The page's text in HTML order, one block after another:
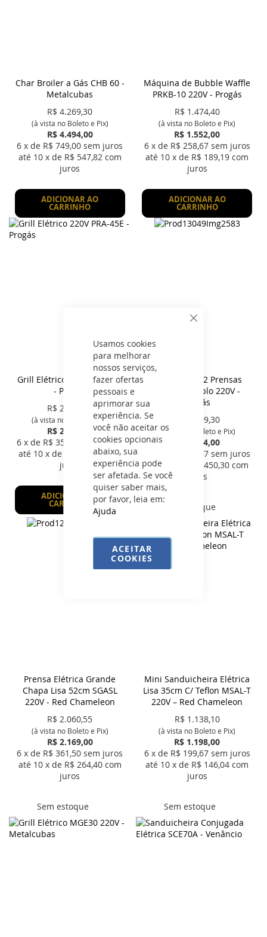
Fechar
Usamos cookies
para melhorar
nossos serviços,
fazer ofertas
pessoais e
aprimorar sua
experiência. Se
você não aceitar os
cookies opcionais
abaixo, sua
experiência pode
ser afetada. Se você
quiser saber mais,
por favor, leia em:
Ajuda
ACEITAR
COOKIES
Char Broiler a Gás CHB 60 -
Metalcubas
R$4.269,30
(à vista no Boleto e Pix)
R$ 4.494,00
6 x de R$749,00 sem juros
até 10x de R$ 547,82com
juros
ADICIONAR AO
CARRINHO
Máquina de Bubble Waffle
PRKB-10 220V - Progás
R$ 1.474,40
(à vista no Boleto e Pix)
R$ 1.552,00
6x de R$ 258,67sem juros
até 10 x de R$ 189,19 com
juros
ADICIONAR AO
CARRINHO
Grill Elétrico 220V PRA-45E
- Progás
R$2.007,35
(à vista no Boleto e Pix)
R$ 2.113,00
6 x de R$352,17
sem juros
até 10x de R$ 257,57com
juros
ADICIONAR AO
CARRINHO
Grill Elétrico 2 Prensas
PRA-45E Duplo 220V -
Progás
3.509,30
(à vista no Boleto e Pix)
R$ 3.694,00
615,67sem juros
até10 x de R$450,30 com
juros
Sem estoque
Prensa Elétrica Grande
Chapa Lisa 52cm SGASL
220V - Red Chameleon
R$2.060,55
(à vista no Boleto e Pix)
R$ 2.169,00
6 x de R$361,50 sem juros
até 10x de R$ 264,40com
juros
Sem estoque
Mini Sanduicheira Elétrica
Lisa 35cm C/ Teflon MSAL-T
220V – Red Chameleon
R$ 1.138,10
(à vista no Boleto e Pix)
R$ 1.198,00
6x de R$ 199,67sem juros
até 10 x de R$ 146,04 com
juros
Sem estoque